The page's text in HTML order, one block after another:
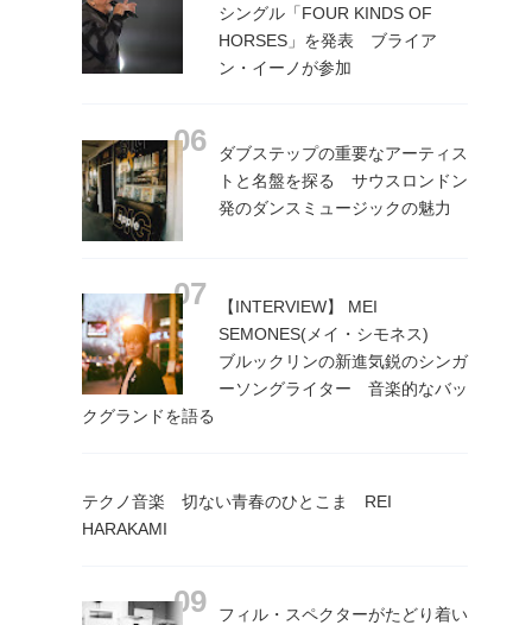
シングル「FOUR KINDS OF
HORSES」を発表 ブライア
ン・イーノが参加
ダブステップの重要なアーティス
トと名盤を探る サウスロンドン
発のダンスミュージックの魅力
【INTERVIEW】 MEI
SEMONES(メイ・シモネス)
ブルックリンの新進気鋭のシンガ
ーソングライター 音楽的なバッ
クグランドを語る
テクノ音楽 切ない青春のひとこま REI
HARAKAMI
フィル・スペクターがたどり着い